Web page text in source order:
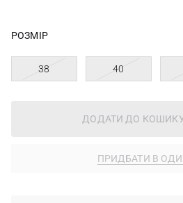
РОЗМІР
38 40
ДОДАТИ ДО
ПРИДБАТИ В